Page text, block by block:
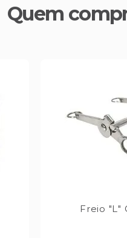
Quem
Freio "L"